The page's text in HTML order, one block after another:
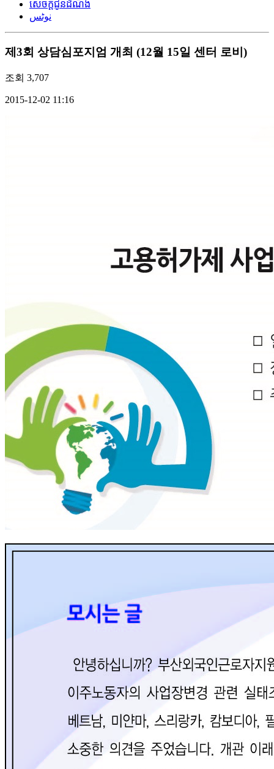
សេចក្តីជូនដំណឹង
نوٹس
제3회 상담심포지엄 개최 (12월 15일 센터 로비)
조회 3,707
2015-12-02 11:16